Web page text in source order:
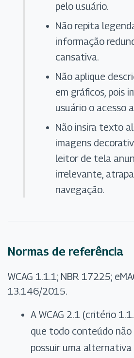
pelo usuário.
Não repita
informação
cansativa.
Não aplique
em gráficos, pois
usuário o acesso
Não insira texto
imagens
leitor de tela
irrelevante,
navegação.
Normas de referência
WCAG 1.1.1; NBR 17225;
13.146/2015.
A WCAG 2.1 (critério
que todo conteúdo
possuir uma